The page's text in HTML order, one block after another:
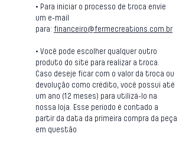
• Para iniciar o processo de troca envie
um e-mail
para: financeiro@fermecreations.com.br
• Você pode escolher qualquer outro
produto do site para realizar a troca.
Caso deseje ficar com o valor da troca ou
devolução como crédito, você possui até
um ano (12 meses) para utilizá-lo na
nossa loja. Esse período é contado a
partir da data da primeira compra da peça
em questão